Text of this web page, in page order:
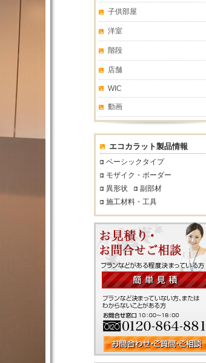
子供部屋
洋室
階段
店舗
WIC
動画
エコカラット製品情報
ベーシックタイプ
モザイク・ボーダー
異形状
副部材
施工材料・工具